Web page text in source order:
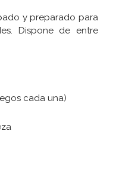
y preparado para
Dispone de entre
cada una)